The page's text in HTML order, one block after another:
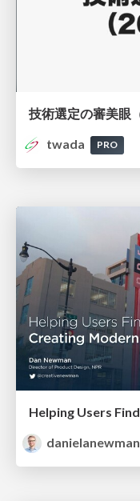
twada
PRO
danielanewman